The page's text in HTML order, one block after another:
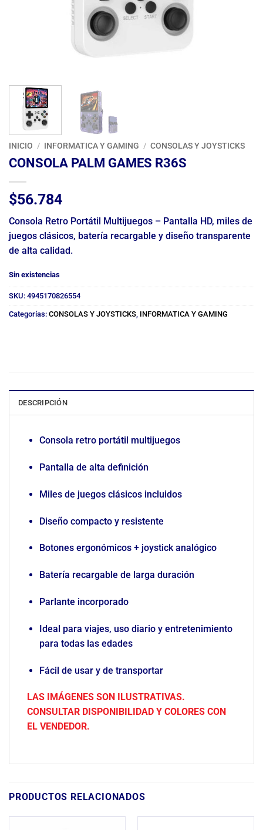
INICIO / INFORMATICA Y GAMING / CONSOLAS Y JOYSTICKS
CONSOLA PALM GAMES R36S
$56.784
Consola Retro Portátil Multijuegos – Pantalla HD, miles de
juegos clásicos, batería recargable y diseño transparente
de alta calidad.
Sin existencias
SKU: 4945170826554
Categorías: CONSOLAS Y JOYSTICKS, INFORMATICA Y GAMING
DESCRIPCIÓN
Consola retro portátil multijuegos
Pantalla de alta definición
Miles de juegos clásicos incluidos
Diseño compacto y resistente
Botones ergonómicos + joystick analógico
Batería recargable de larga duración
Parlante incorporado
Ideal para viajes, uso diario y entretenimiento
para todas las edades
Fácil de usar y de transportar
LAS IMÁGENES SON ILUSTRATIVAS.
CONSULTAR DISPONIBILIDAD Y COLORES CON
EL VENDEDOR.
PRODUCTOS RELACIONADOS